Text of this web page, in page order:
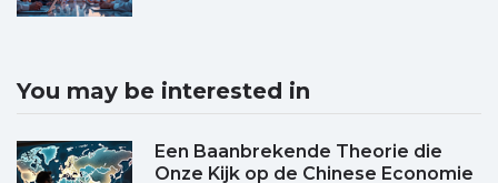
You may be interested in
Een Baanbrekende Theorie die
Onze Kijk op de Chinese Economie